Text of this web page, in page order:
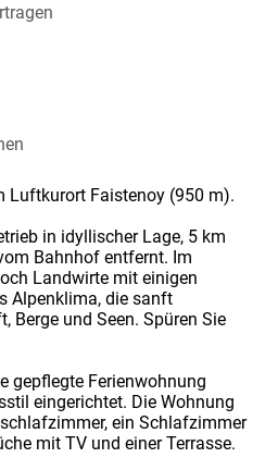
Luftkurort Faistenoy (950 m).
in idyllischer Lage, 5 km
Bahnhof entfernt. Im
Landwirte mit einigen
Alpenklima, die sanft
Berge und Seen. Spüren Sie
gepflegte Ferienwohnung
eingerichtet. Die Wohnung
ein Schlafzimmer
mit TV und einer Terrasse.